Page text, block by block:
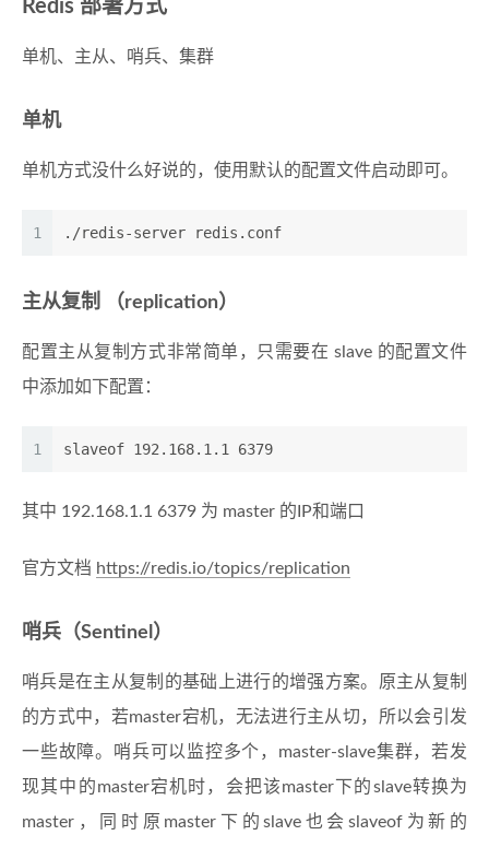
Redis 部署方式
单机、主从、哨兵、集群
单机
单机方式没什么好说的，使用默认的配置文件启动即可。
1 ./redis-server redis.conf
主从复制 （replication）
配置主从复制方式非常简单，只需要在 slave 的配置文件
中添加如下配置：
1 slaveof 192.168.1.1 6379
其中 192.168.1.1 6379 为 master 的IP和端口
官方文档 https://redis.io/topics/replication
哨兵（Sentinel）
哨兵是在主从复制的基础上进行的增强方案。原主从复制
的方式中，若master宕机，无法进行主从切，所以会引发
一些故障。哨兵可以监控多个，master-slave集群，若发
现其中的master宕机时，会把该master下的slave转换为
master，同时原master下的slave也会slaveof为新的